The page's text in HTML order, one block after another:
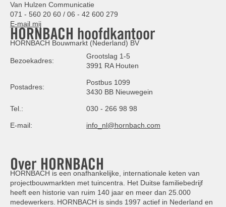
Van Hulzen Communicatie
071 - 560 20 60 / 06 - 42 600 279
E-mail mij
HORNBACH hoofdkantoor
HORNBACH Bouwmarkt (Nederland) BV
Bezoekadres:
Grootslag 1-5
3991 RA Houten
Postadres:
Postbus 1099
3430 BB Nieuwegein
Tel.: 030 - 266 98 98
E-mail: info_nl@hornbach.com
Over HORNBACH
HORNBACH is een onafhankelijke, internationale keten van
projectbouwmarkten met tuincentra. Het Duitse familiebedrijf
heeft een historie van ruim 140 jaar en meer dan 25.000
medewerkers. HORNBACH is sinds 1997 actief in Nederland en